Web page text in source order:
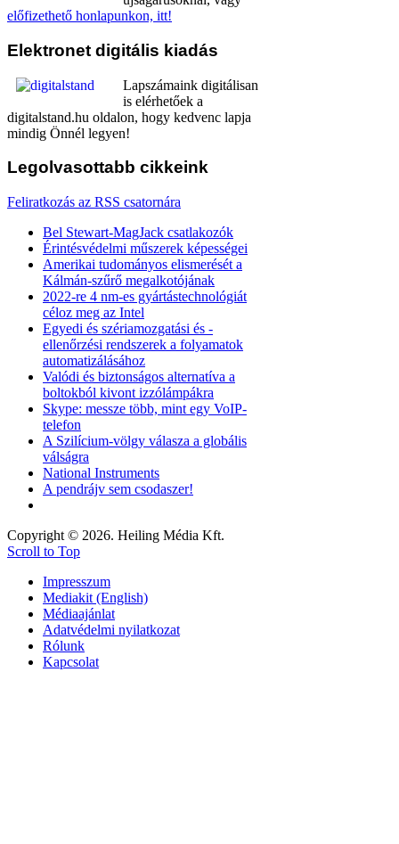
előfizethető honlapunkon, itt!
Elektronet digitális kiadás
Lapszámaink digitálisan
is elérhetőek a
digitalstand.hu oldalon, hogy kedvenc lapja
mindig Önnél legyen!
Legolvasottabb cikkeink
Feliratkozás az RSS csatornára
Bel Stewart-MagJack csatlakozók
Érintésvédelmi műszerek képességei
Amerikai tudományos elismerését a
Kálmán-szűrő megalkotójának
2022-re 4 nm-es gyártástechnológiát
céloz meg az Intel
Egyedi és szériamozgatási és -
ellenőrzési rendszerek a folyamatok
automatizálásához
Valódi és biztonságos alternatíva a
boltokból kivont izzólámpákra
Skype: messze több, mint egy VoIP-
telefon
A Szilícium-völgy válasza a globális
válságra
National Instruments
A pendrájv sem csodaszer!
Copyright © 2026. Heiling Média Kft.
Scroll to Top
Impresszum
Mediakit (English)
Médiaajánlat
Adatvédelmi nyilatkozat
Rólunk
Kapcsolat